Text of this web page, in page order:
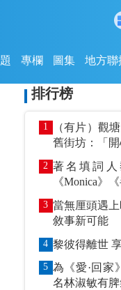
專欄 圖集 地方聯
排行榜
1
（有片）觀
舊街坊：「開
2 著名填詞
《Monica》
3 當無厘頭遇上時代審美觀
敘事新可能
4 黎
5 為《愛·回家》演
名林淑敏有